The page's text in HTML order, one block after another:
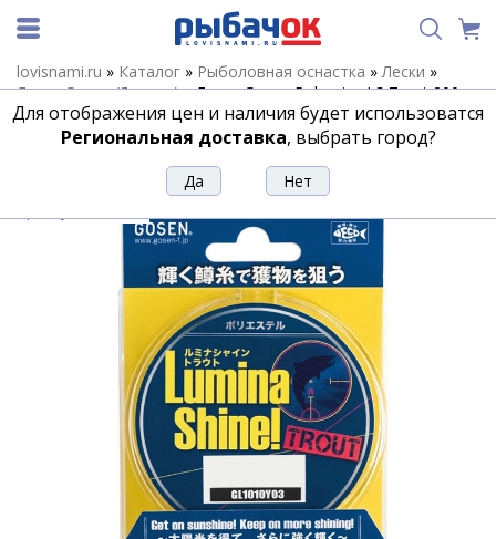
lovisnami.ru » Каталог » Рыболовная оснастка »Лески »
Леска Gosen (Япония)»Леска Gosen Polyester LS Trout 200м
Yellow #0.5 (0,117mm) 1,13kg
Леска Gosen Polyester LS Trout 200м
Yellow #0.5 (0,117mm) 1,13kg
Для отображения цен и наличия будет использоватся
Региональная доставка, выбрать город?